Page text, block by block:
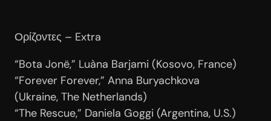
Ορίζοντες – Extra
“Bota Jonë,” Luàna Barjami (Kosovo, France)
“Forever Forever,” Anna Buryachkova
(Ukraine, The Netherlands)
“The Rescue,” Daniela Goggi (Argentina, U.S.)